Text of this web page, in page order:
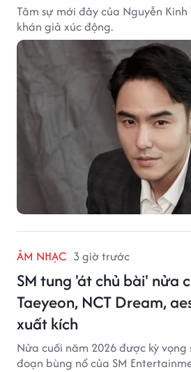
Tâm sự mới đây của Nguyễn Kinh
khán giả xúc động.
ÂM NHẠC 3 giờ trước
SM tung 'át chủ bài' nửa
Taeyeon, NCT Dream,
xuất kích
Nửa cuối năm 2026 được kỳ
đoạn bùng nổ của SM